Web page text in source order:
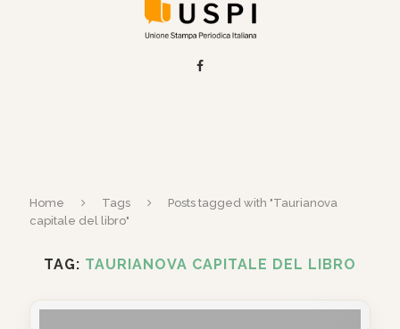
Home Tags
Posts tagged with "Taurianova
capitale del libro"
TAG: TAURIANOVA CAPITALE DEL LIBRO